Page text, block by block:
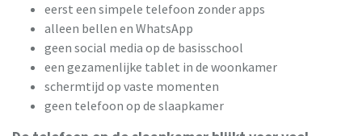
eerst een simpele telefoon zonder apps
alleen bellen en WhatsApp
geen social media op de basisschool
een gezamenlijke tablet in de woonkamer
schermtijd op vaste momenten
geen telefoon op de slaapkamer